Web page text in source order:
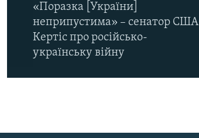
РУС
«Поразка [України]
неприпустима» – сенатор США
Кертіс про російсько-
українську війну